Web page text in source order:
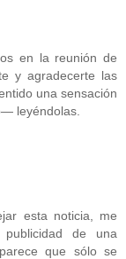
en la reunión de
y agradecerte las
una sensación
leyéndolas.
esta noticia, me
de una
que sólo se